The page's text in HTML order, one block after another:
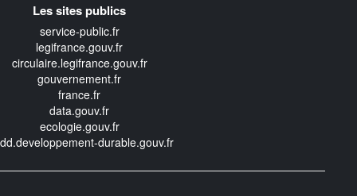
Les sites publics
service-public.fr
legifrance.gouv.fr
circulaire.legifrance.gouv.fr
gouvernement.fr
france.fr
data.gouv.fr
ecologie.gouv.fr
durable.gouv.fr